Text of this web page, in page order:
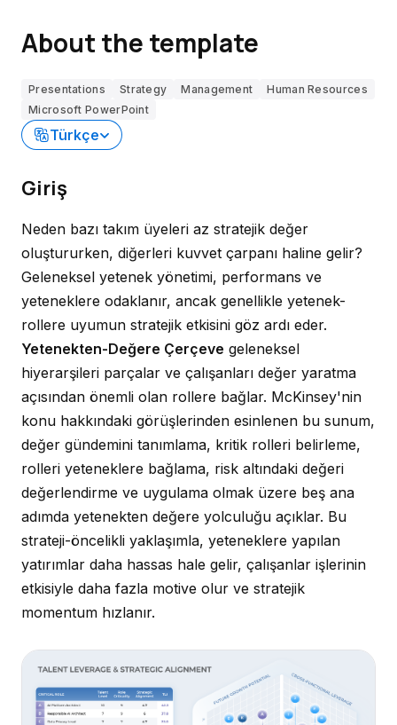
About the template
Presentations Strategy Management
Human Resources
Microsoft PowerPoint
Türkçe
Giriş
Neden bazı takım üyeleri az stratejik değer
oluştururken, diğerleri kuvvet çarpanı haline gelir?
Geleneksel yetenek yönetimi, performans ve
yeteneklere odaklanır, ancak genellikle yetenek-
rollere uyumun stratejik etkisini göz ardı eder.
Yetenekten-Değere Çerçeve geleneksel
hiyerarşileri parçalar ve çalışanları değer yaratma
açısından önemli olan rollere bağlar. McKinsey'nin
konu hakkındaki görüşlerinden esinlenen bu sunum,
değer gündemini tanımlama, kritik rolleri belirleme,
rolleri yeteneklere bağlama, risk altındaki değeri
değerlendirme ve uygulama olmak üzere beş ana
adımda yetenekten değere yolculuğu açıklar. Bu
strateji-öncelikli yaklaşımla, yeteneklere yapılan
yatırımlar daha hassas hale gelir, çalışanlar işlerinin
etkisiyle daha fazla motive olur ve stratejik
momentum hızlanır.